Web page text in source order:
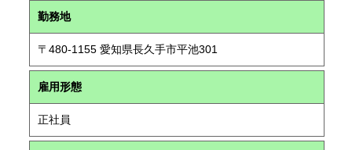
勤務地
〒480-1155 愛知県長久手市平池301
雇用形態
正社員